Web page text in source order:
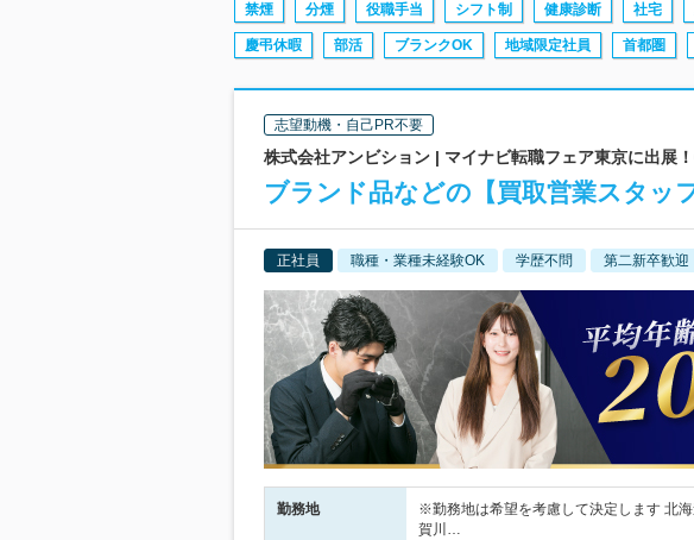
禁煙 分煙 役職手当 シフト制 健康診断 社宅
慶弔休暇 部活 ブランクOK 地域限定社員 首都圏
志望動機・自己PR不要
株式会社アンビション | マイナビ転職フェア東京に出展
ブランド品などの【買取営業スタッ
正社員 職種・業種未経験OK 学歴不問 第二新卒歓迎
勤務地
※勤務地は希望を考慮して決定します 北
賀川…